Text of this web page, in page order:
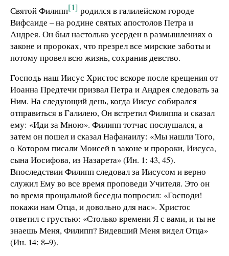
Святой Филипп[1] родился в галилейском городе
Вифсаиде – на родине святых апостолов Петра и
Андрея. Он был настолько усерден в размышлениях о
законе и пророках, что презрел все мирские заботы и
потому провел всю жизнь, сохранив девство.
Господь наш Иисус Христос вскоре после крещения от
Иоанна Предтечи призвал Петра и Андрея следовать за
Ним. На следующий день, когда Иисус собирался
отправиться в Галилею, Он встретил Филиппа и сказал
ему: «Иди за Мною». Филипп тотчас послушался, а
затем он пошел и сказал Нафанаилу: «Мы нашли Того,
о Котором писали Моисей в законе и пророки, Иисуса,
сына Иосифова, из Назарета» (Ин. 1: 43, 45).
Впоследствии Филипп следовал за Иисусом и верно
служил Ему во все время проповеди Учителя. Это он
во время прощальной беседы попросил: «Господи!
покажи нам Отца, и довольно для нас». Христос
ответил с грустью: «Столько времени Я с вами, и ты не
знаешь Меня, Филипп? Видевший Меня видел Отца»
(Ин. 14: 8–9).